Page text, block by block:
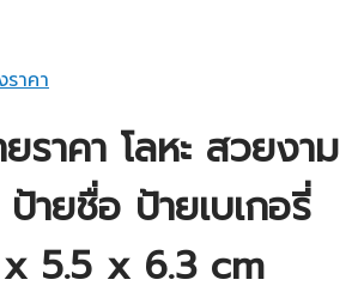
าคา
ราคา โลหะ สวยงาม
ายชื่อ ป้ายเบเกอรี่
5.5 x 6.3 cm